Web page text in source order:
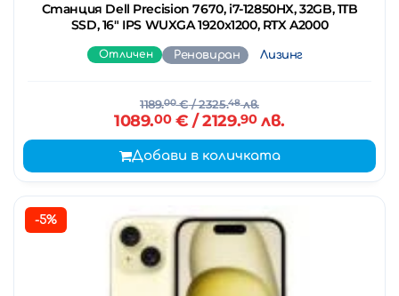
Станция Dell Precision 7670, i7-12850HX, 32GB, 1TB
SSD, 16" IPS WUXGA 1920x1200, RTX A2000
Отличен Реновиран Лизинг
1189.00€/ 2325.48лв.
1089.00€ / 2129.90лв.
Добави в количката
-5%